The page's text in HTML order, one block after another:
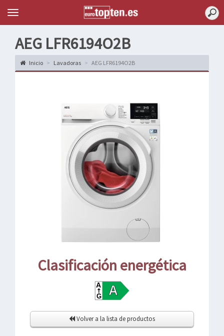
Topten
Menu
AEG LFR6194O2B
Inicio Lavadoras AEG LFR6194O2B
Clasificación energética
Volver a la lista de productos